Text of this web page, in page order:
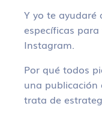
Y yo te ayudaré
específicas
Instagram.
Por qué todos
una publicación
trata de